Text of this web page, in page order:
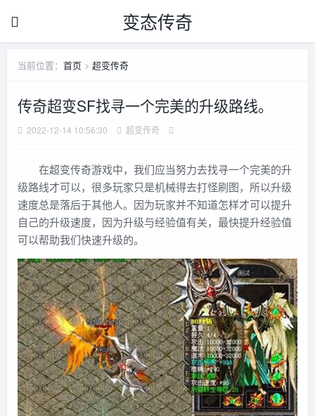
变态传奇
当前位置： 首页 > 超变传奇
传奇超变SF找寻一个完美的升级路线。
2022-12-14 10:56:30 超变传奇
在超变传奇游戏中，我们应当努力去找寻一个完美的升
级路线才可以，很多玩家只是机械得去打怪刷图，所以升级
速度总是落后于其他人。因为玩家并不知道怎样才可以提升
自己的升级速度，因为升级与经验值有关，最快提升经验值
可以帮助我们快速升级的。